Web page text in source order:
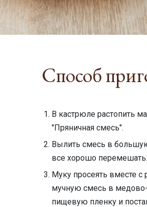
Способ
В кастрюле растопить
"Пряничная смесь".
Вылить смесь в
все хорошо перемешать.
Муку просеять вместе
мучную смесь в
пищевую пленку и